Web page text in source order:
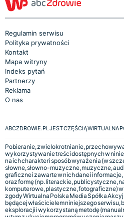
Regulamin serwisu
Polityka prywatności
Kontakt
Mapa witryny
Indeks pytań
Partnerzy
Reklama
O nas
ABCZDROWIE.PL JEST CZĘŚCIĄ WIRTUALNA
Pobieranie, zwielokrotnianie,
wykorzystywanie treści dostępnych w
na ich charakter i sposób wyrażenia (w
słowne, słowno-muzyczne, muzyczne,
graficzne i zawarte w nich dane i
oraz formę (np. literackie, publicystyczne,
komputerowe, plastyczne, fotograficzne)
zgody Wirtualna Polska Media Spółka
będącej właścicielem niniejszego serwisu,
eksploracji i wykorzystaną metodę